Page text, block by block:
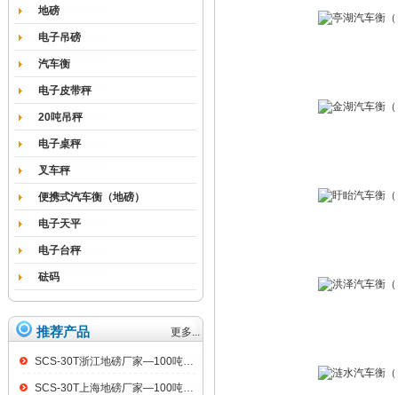
地磅
电子吊磅
汽车衡
电子皮带秤
20吨吊秤
电子桌秤
叉车秤
便携式汽车衡（地磅）
电子天平
电子台秤
砝码
推荐产品 更多...
SCS-30T浙江地磅厂家—100吨汽车衡
SCS-30T上海地磅厂家—100吨汽车衡